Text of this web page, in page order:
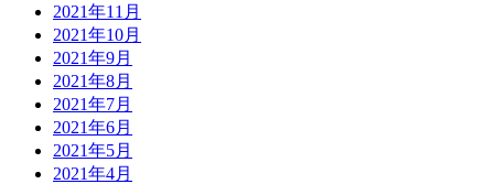
2021年11月
2021年10月
2021年9月
2021年8月
2021年7月
2021年6月
2021年5月
2021年4月